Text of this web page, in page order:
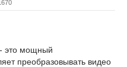
- это мощный
преобразовывать видео